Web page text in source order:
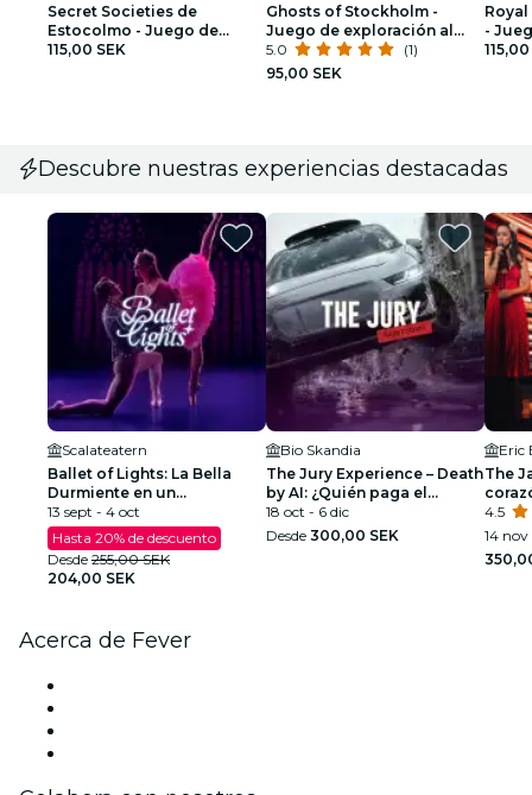
Secret Societies de
Estocolmo - Juego de
exploración
115,00 SEK
Ghosts of Stockholm -
Juego de exploración al
aire libre
5.0
(1)
95,00 SEK
-
Descubre nuestras experiencias destacadas
Scalateatern
Ballet of Lights: La Bella
Durmiente en un
espectáculo deslumbrante
13 sept - 4 oct
Hasta 20% de descuento
Desde 255,00 SEK
204,00 SEK
Bio Skandia
The Jury Experience – Death
by AI: ¿Quién paga el
precio?
18 oct - 6 dic
Desde 300,00 SEK
Eric
The
4.5
14 nov
Acerca de Fever